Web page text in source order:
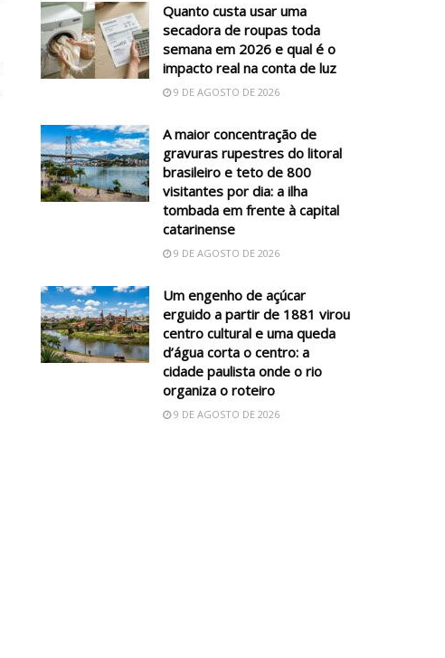
Quanto custa usar uma
secadora de roupas toda
semana em 2026 e qual é o
impacto real na conta de luz
9 DE AGOSTO DE 2026
A maior concentração de
gravuras rupestres do litoral
brasileiro e teto de 800
visitantes por dia: a ilha
tombada em frente à capital
catarinense
9 DE AGOSTO DE 2026
Um engenho de açúcar
erguido a partir de 1881 virou
centro cultural e uma queda
d’água corta o centro: a
cidade paulista onde o rio
organiza o roteiro
9 DE AGOSTO DE 2026